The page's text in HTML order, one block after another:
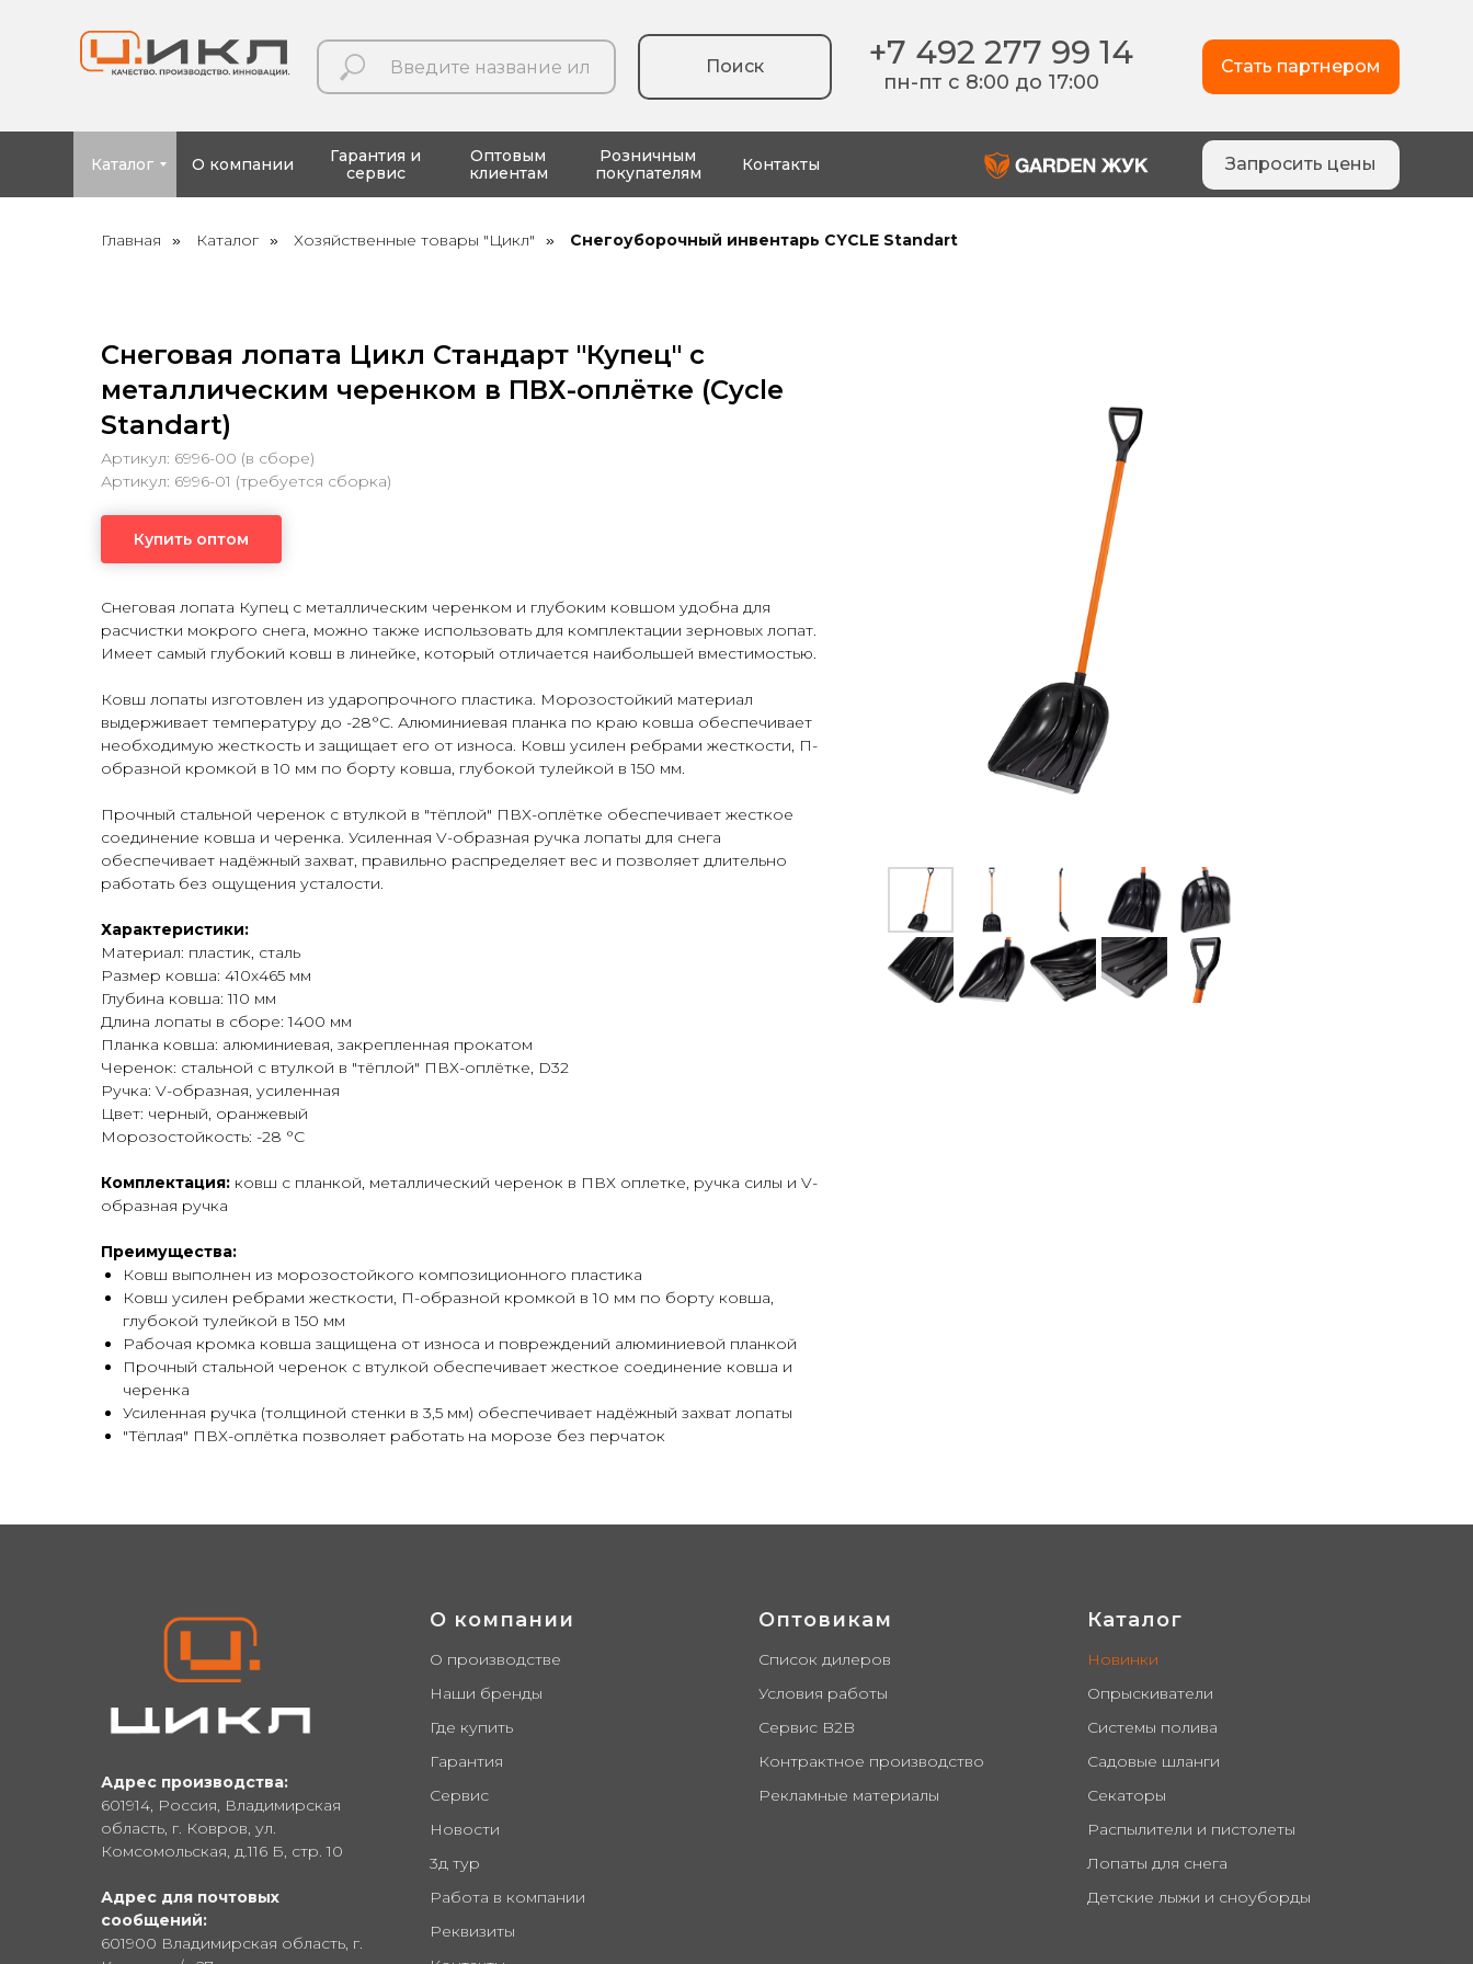
Поиск Стать партнером
пн-пт с 8:00 до 17:00
+7 492 277 99 14
Каталог О компании
Гарантия и
сервис
Оптовым
клиентам
Розничным
покупателям
Контакты Запросить цены
Главная » Каталог » Хозяйственные товары "Цикл" » Снегоуборочный инвентарь CYCLE Standart
Снеговая лопата Цикл Стандарт "Купец" с
металлическим черенком в ПВХ-оплётке (Cycle
Standart)
Артикул: 6996-00 (в сборе)
Артикул: 6996-01 (требуется сборка)
Купить оптом
Снеговая лопата Купец с металлическим черенком и глубоким ковшом удобна для
расчистки мокрого снега, можно также использовать для комплектации зерновых лопат.
Имеет самый глубокий ковш в линейке, который отличается наибольшей вместимостью.
Ковш лопаты изготовлен из ударопрочного пластика. Морозостойкий материал
выдерживает температуру до -28°C. Алюминиевая планка по краю ковша обеспечивает
необходимую жесткость и защищает его от износа. Ковш усилен ребрами жесткости, П-
образной кромкой в 10 мм по борту ковша, глубокой тулейкой в 150 мм.
Прочный стальной черенок с втулкой в "тёплой" ПВХ-оплётке обеспечивает жесткое
соединение ковша и черенка. Усиленная V-образная ручка лопаты для снега
обеспечивает надёжный захват, правильно распределяет вес и позволяет длительно
работать без ощущения усталости.
Характеристики:
Материал: пластик, сталь
Размер ковша: 410х465 мм
Глубина ковша: 110 мм
Длина лопаты в сборе: 1400 мм
Планка ковша: алюминиевая, закрепленная прокатом
Черенок: стальной с втулкой в "тёплой" ПВХ-оплётке, D32
Ручка: V-образная, усиленная
Цвет: черный, оранжевый
Морозостойкость: -28 °C
Комплектация: ковш с планкой, металлический черенок в ПВХ оплетке, ручка силы и V-
образная ручка
Преимущества:
Ковш выполнен из морозостойкого композиционного пластика
Ковш усилен ребрами жесткости, П-образной кромкой в 10 мм по борту ковша,
глубокой тулейкой в 150 мм
Рабочая кромка ковша защищена от износа и повреждений алюминиевой планкой
Прочный стальной черенок с втулкой обеспечивает жесткое соединение ковша и
черенка
Усиленная ручка (толщиной стенки в 3,5 мм) обеспечивает надёжный захват лопаты
"Тёплая" ПВХ-оплётка позволяет работать на морозе без перчаток
Адрес производства:
601914, Россия, Владимирская
область, г. Ковров, ул.
Комсомольская, д.116 Б, стр. 10
Адрес для почтовых
сообщений:
601900 Владимирская область, г.
О компании
О производстве
Наши бренды
Где купить
Гарантия
Сервис
Новости
3д тур
Работа в компании
Реквизиты
Оптовикам
Список дилеров
Условия работы
Сервис B2B
Контрактное производство
Рекламные материалы
Каталог
Новинки
Опрыскиватели
Системы полива
Садовые шланги
Секаторы
Распылители и пистолеты
Лопаты для снега
Детские лыжи и сноуборды